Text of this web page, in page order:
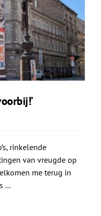
rinkelende
van vreugde op
me terug in
...